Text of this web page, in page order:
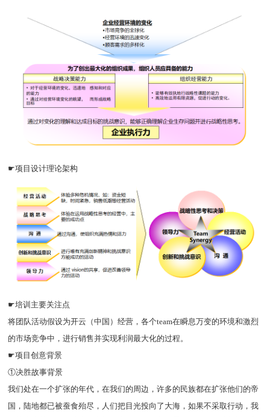
☛项目设计理论架构
☛培训主要关注点
将团队活动假设为开云（中国）经营，各个team在瞬息万变的环境和激烈
的市场竞争中，进行销售并实现利润最大化的过程。
☛项目创意背景
①决胜故事背景
我们处在一个扩张的年代，在我们的周边，许多的民族都在扩张他们的帝
国，陆地都已被蚕食殆尽，人们把目光投向了大海，如果不采取行动，我